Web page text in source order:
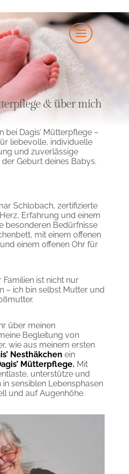
& über mich
bei Dagis’ Mütterpflege –
liebevolle, individuelle
und zuverlässige
Geburt deines Babys.
Schlobach, zertifizierte
Erfahrung und einem
besonderen Bedürfnisse
mit einem offenen
einem offenen Ohr für
Familien ist nicht nur
– ich bin selbst Mutter und
über meinen
Begleitung von
wie aus meinem ersten
Nesthäkchen ein
Mütterpflege. Mit
unterstütze und
in sensiblen Lebensphasen
und auf Augenhöhe.